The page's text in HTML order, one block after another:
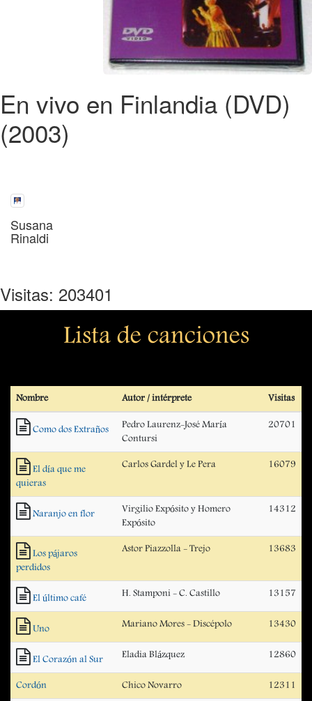
En vivo en Finlandia (DVD)
(2003)
Susana
Rinaldi
Visitas: 203401
Lista de canciones
Nombre Autor / intérprete Visitas
Como dos Extraños
Pedro Laurenz-José María
Contursi
20701
El día que me
quieras
Carlos Gardel y Le Pera 16079
Naranjo en flor
Virgilio Expósito y Homero
Expósito
14312
Los pájaros
perdidos
Astor Piazzolla - Trejo 13683
El último café H. Stamponi - C. Castillo 13157
Uno Mariano Mores - Discépolo 13430
El Corazón al Sur Eladia Blázquez 12860
Cordón Chico Novarro 12311